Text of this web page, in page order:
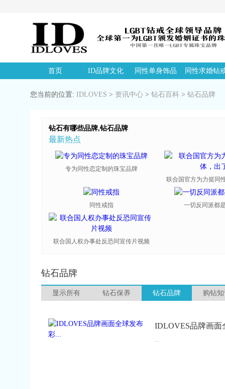
首页 ID品牌文化 同性单身饰品 同性求婚钻
您当前的位置: IDLOVES > 资讯中心 > 钻石百科 > 钻石品牌
钻石有哪些品牌,钻石品牌
最新热点
专为同性恋定制的珠宝品牌
联合国官方为力挺同
同性戒指 一切反同派都
联合国人权办事处反恐同宣传片视频
钻石品牌
显示所有 钻石保养 钻石品牌 购钻
IDLOVES品牌画面
...